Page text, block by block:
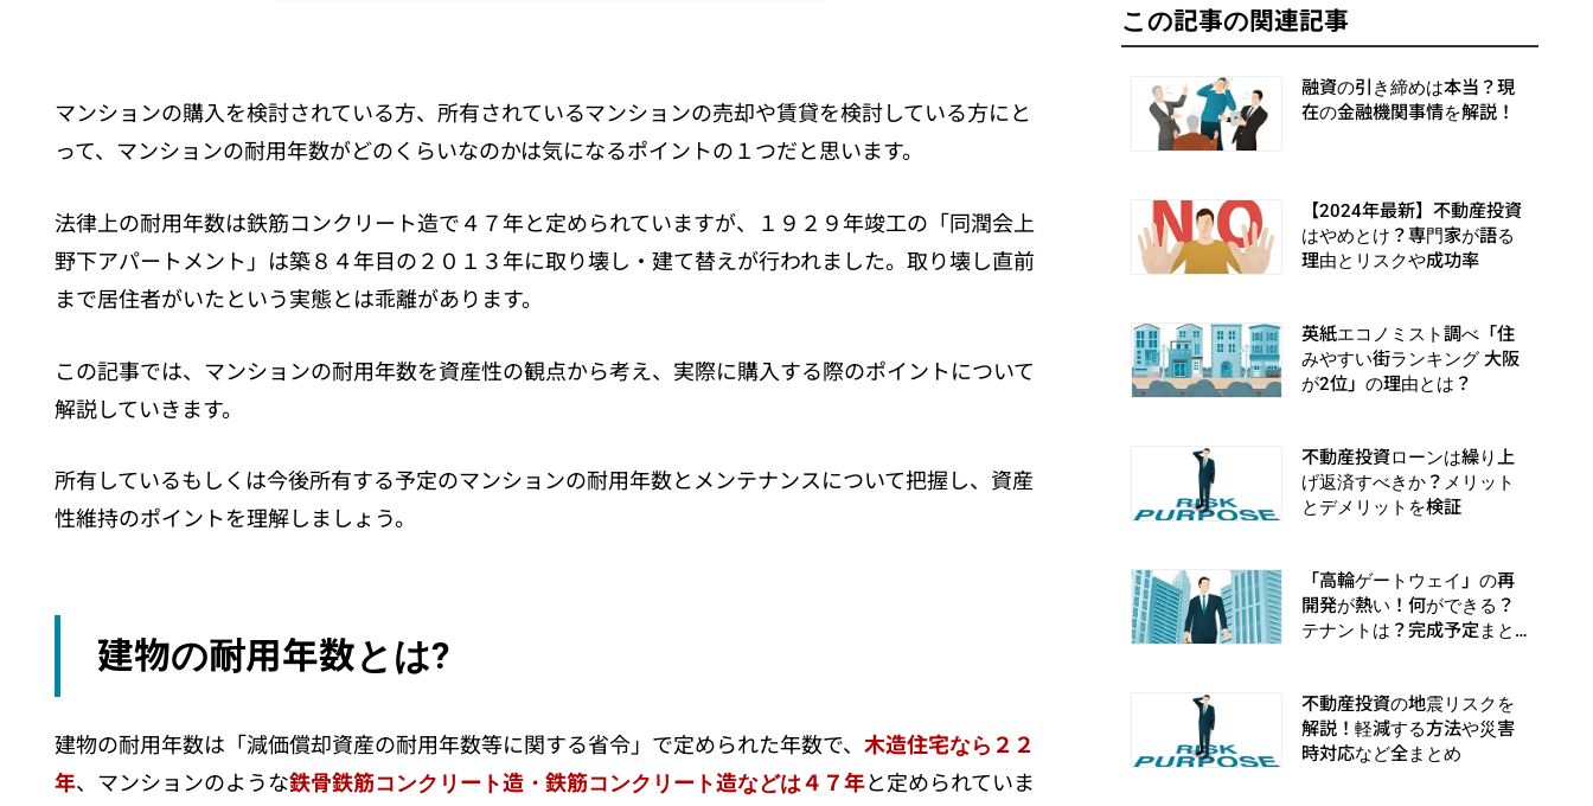
マンションの購入を検討されている方、所有されているマンションの売却や賃貸を検討している方にと
って、マンションの耐用年数がどのくらいなのかは気になるポイントの１つだと思います。
法律上の耐用年数は鉄筋コンクリート造で４７年と定められていますが、１９２９年竣工の「同潤会上
野下アパートメント」は築８４年目の２０１３年に取り壊し・建て替えが行われました。取り壊し直前
まで居住者がいたという実態とは乖離があります。
この記事では、マンションの耐用年数を資産性の観点から考え、実際に購入する際のポイントについて
解説していきます。
所有しているもしくは今後所有する予定のマンションの耐用年数とメンテナンスについて把握し、資産
性維持のポイントを理解しましょう。
建物の耐用年数とは?
建物の耐用年数は「減価償却資産の耐用年数等に関する省令」で定められた年数で、 木造住宅なら２２
年、マンションのような鉄骨鉄筋コンクリート造・鉄筋コンクリート造などは４７年と定められていま
この記事の関連記事
融資の引き締めは本当？現
在の金融機関事情を解説！
【2024年最新】不動産投資
はやめとけ？専門家が語る
理由とリスクや成功率
英紙エコノミスト調べ「住
みやすい街ランキング 大阪
が2位」の理由とは？
不動産投資ローンは繰り上
げ返済すべきか？メリット
とデメリットを検証
「高輪ゲートウェイ」の再
開発が熱い！何ができる？
テナントは？完成予定まと
不動産投資の地震リスクを
解説！軽減する方法や災害
時対応など全まとめ